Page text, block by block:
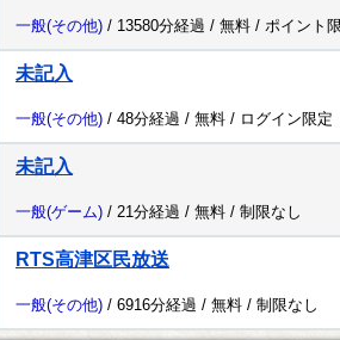
一般(その他) / 13580分経過 / 無料 / ポイント
未記入
一般(その他) / 48分経過 / 無料 / ログイン限定
未記入
一般(ゲーム) / 21分経過 / 無料 / 制限なし
RTS高津区民放送
一般(その他) / 6916分経過 / 無料 / 制限なし